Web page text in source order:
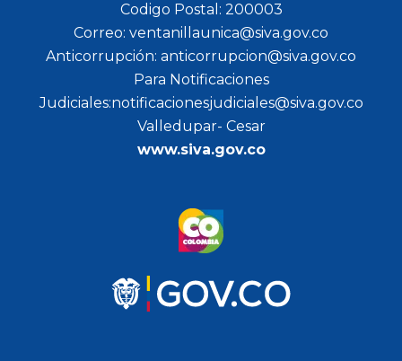
Codigo Postal: 200003
Correo: ventanillaunica@siva.gov.co
Anticorrupción: anticorrupcion@siva.gov.co
Para Notificaciones
Judiciales:notificacionesjudiciales@siva.gov.co
Valledupar- Cesar
www.siva.gov.co